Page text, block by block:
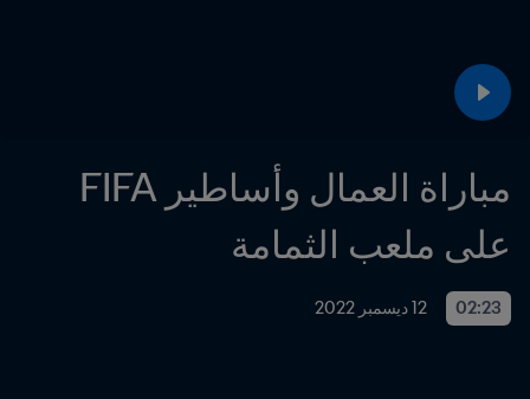
على ملعب الثمامة
02:23 12 ديسمبر 2022